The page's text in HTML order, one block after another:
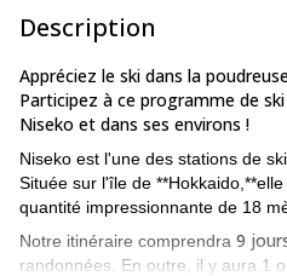
Description
Appréciez le ski dans la
Participez à ce programme de
Niseko et dans ses environs !
Niseko est l'une des stations de
Située sur l'île de
quantité impressionnante de 18
Notre itinéraire comprendra 9
randonnées. En outre, il y aura 1